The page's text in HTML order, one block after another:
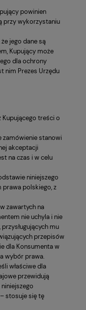
powinien
przy wykorzystaniu
jego dane są
Kupujący może
dla ochrony
nim Prezes Urzędu
Kupującego treści o
zamówienie stanowi
akceptacji
na czas i w celu
niniejszego
prawa polskiego, z
zawartych na
nie uchyla i nie
mu
przepisów
dla Konsumenta w
wybór prawa.
właściwe dla
przewidują
stosuje się tę